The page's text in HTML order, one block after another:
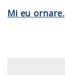
Mi eu ornare.